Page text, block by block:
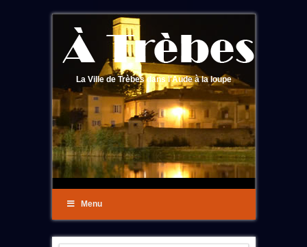
La Ville de Trèbes dans l'Aude à la loupe
Menu